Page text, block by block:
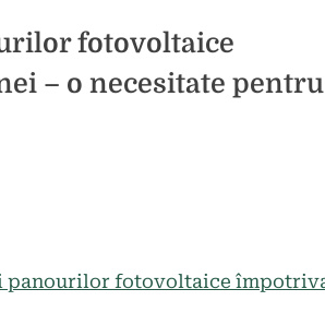
fotovoltaice
– o necesitate pentru
panourilor fotovoltaice